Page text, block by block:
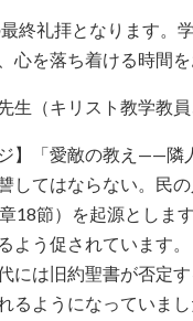
終礼拝となります。
心を落ち着ける時間
生（キリスト教学教
】「愛敵の教え——隣
してはならない。民
18節）を起源としま
よう促されています
には旧約聖書が否定
るようになっていまし